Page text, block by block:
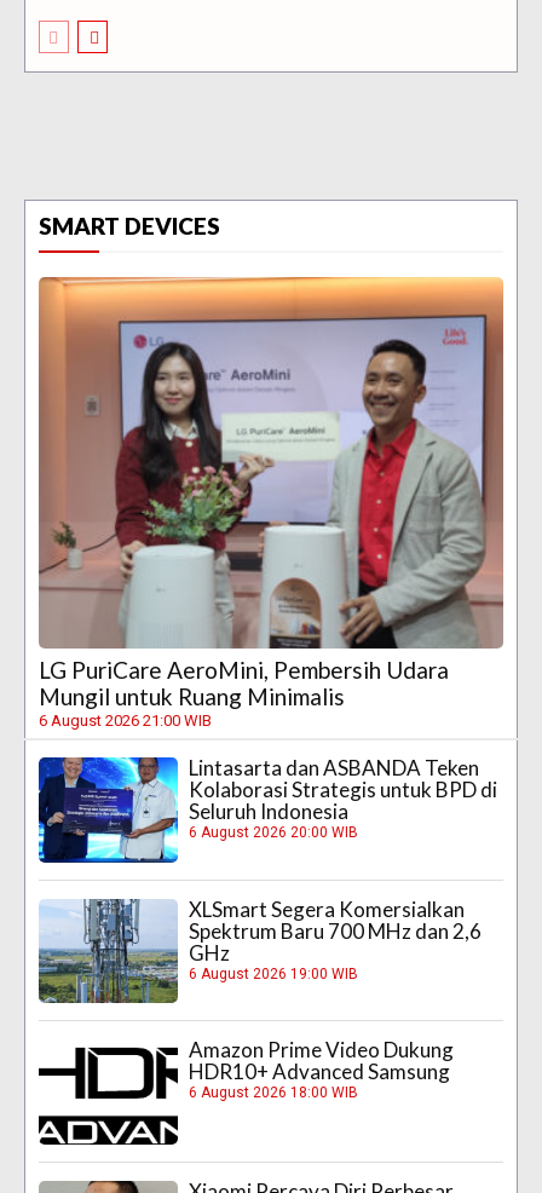
SMART DEVICES
LG PuriCare AeroMini, Pembersih Udara
Mungil untuk Ruang Minimalis
6 August 2026 21:00 WIB
Lintasarta dan ASBANDA Teken
Kolaborasi Strategis untuk BPD di
Seluruh Indonesia
6 August 2026 20:00 WIB
XLSmart Segera Komersialkan
Spektrum Baru 700 MHz dan 2,6
GHz
6 August 2026 19:00 WIB
Amazon Prime Video Dukung
HDR10+ Advanced Samsung
6 August 2026 18:00 WIB